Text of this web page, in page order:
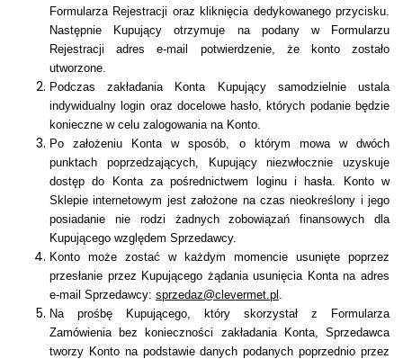
Formularza Rejestracji oraz kliknięcia dedykowanego przycisku.
Następnie Kupujący otrzymuje na podany w Formularzu
Rejestracji adres e-mail potwierdzenie, że konto zostało
utworzone.
Podczas zakładania Konta Kupujący samodzielnie ustala
indywidualny login oraz docelowe hasło, których podanie będzie
konieczne w celu zalogowania na Konto.
Po założeniu Konta w sposób, o którym mowa w dwóch
punktach poprzedzających, Kupujący niezwłocznie uzyskuje
dostęp do Konta za pośrednictwem loginu i hasła. Konto w
Sklepie internetowym jest założone na czas nieokreślony i jego
posiadanie nie rodzi żadnych zobowiązań finansowych dla
Kupującego względem Sprzedawcy.
Konto może zostać w każdym momencie usunięte poprzez
przesłanie przez Kupującego żądania usunięcia Konta na adres
e-mail Sprzedawcy: sprzedaz@clevermet.pl .
Na prośbę Kupującego, który skorzystał z Formularza
Zamówienia bez konieczności zakładania Konta, Sprzedawca
tworzy Konto na podstawie danych podanych poprzednio przez